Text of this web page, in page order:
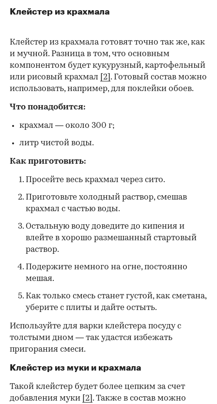
Клейстер из крахмала
Клейстер из крахмала готовят точно так же, как
и мучной. Разница в том, что основным
компонентом будет кукурузный, картофельный
или рисовый крахмал
[2] . Готовый состав можно
использовать, например, для поклейки обоев.
Что понадобится:
крахмал — около 300 г;
литр чистой воды.
Как приготовить:
Просейте весь крахмал через сито.
Приготовьте холодный раствор, смешав
крахмал с частью воды.
Остальную воду доведите до кипения и
влейте в хорошо размешанный стартовый
раствор.
Подержите немного на огне, постоянно
мешая.
Как только смесь станет густой, как сметана,
уберите с плиты и дайте остыть.
Используйте для варки клейстера посуду с
толстыми дном — так удастся избежать
пригорания смеси.
Клейстер из муки и крахмала
Такой клейстер будет более цепким за счет
добавления муки [2] . Также в состав можно